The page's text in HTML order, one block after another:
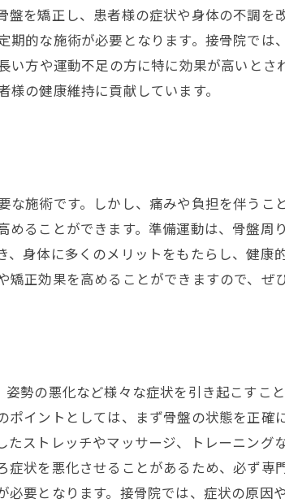
を矯正し、患者様の症状や身体の不調
的な施術が必要となります。接骨院で
い方や運動不足の方に特に効果が高いと
の健康維持に貢献しています。
施術です。しかし、痛みや負担を伴う
ることができます。準備運動は、骨盤
身体に多くのメリットをもたらし、健
正効果を高めることができますので、ぜ
勢の悪化など様々な症状を引き起こすこ
イントとしては、まず骨盤の状態を正確
ストレッチやマッサージ、トレーニン
状を悪化させることがあるため、必ず
要となります。接骨院では、症状の原因